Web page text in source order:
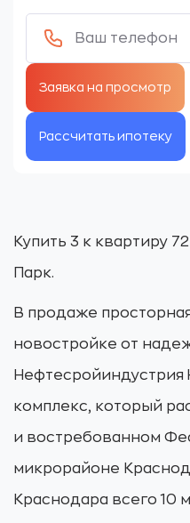
Рассчитать ипотеку
Купить 3 к квартиру
Парк.
В продаже
новостройке от
Нефтесройиндустрия
комплекс, который
и востребованном
микрорайоне
Краснодара всего 10